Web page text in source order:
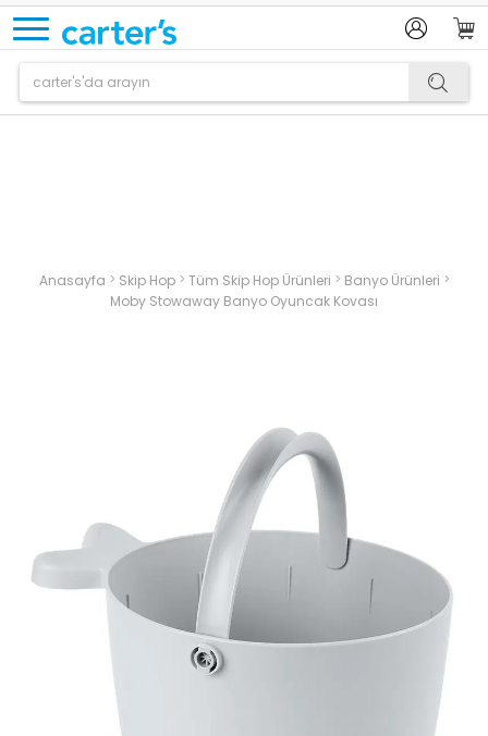
Anasayfa > Skip Hop > Tüm Skip Hop Ürünleri > Banyo Ürünleri >
Moby Stowaway Banyo Oyuncak Kovası
Ürün sepetinize eklenmiştir.